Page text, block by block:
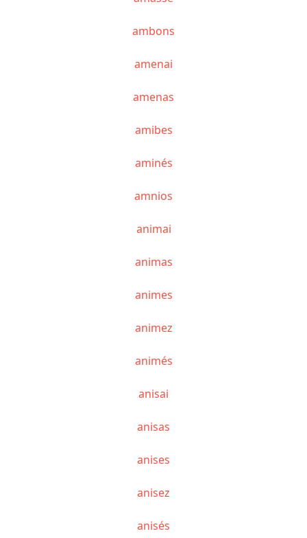
ambons
amenai
amenas
amibes
aminés
amnios
animai
animas
animes
animez
animés
anisai
anisas
anises
anisez
anisés